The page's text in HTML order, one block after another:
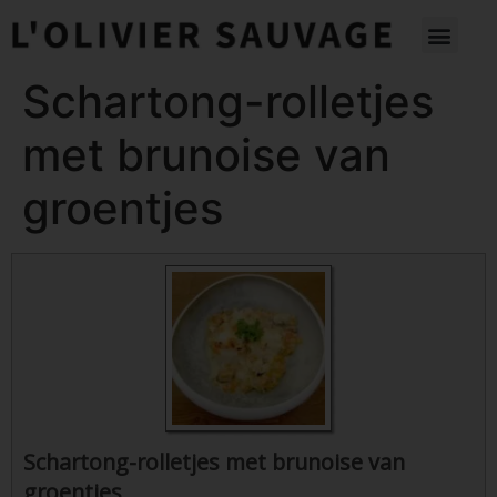
Schartong-rolletjes
met brunoise van
groentjes
Schartong-rolletjes met brunoise van